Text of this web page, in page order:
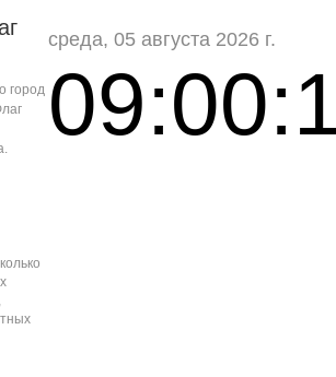
город
среда, 05 августа 2026 г.